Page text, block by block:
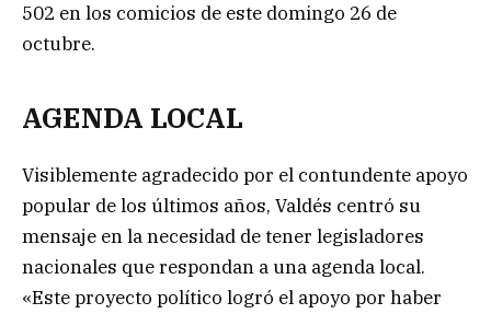
502 en los comicios de este domingo 26 de
octubre.
AGENDA LOCAL
Visiblemente agradecido por el contundente apoyo
popular de los últimos años, Valdés centró su
mensaje en la necesidad de tener legisladores
nacionales que respondan a una agenda local.
«Este proyecto político logró el apoyo por haber